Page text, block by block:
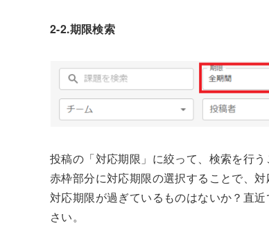
2-2.期限検索
投稿の「対応期限」に絞って、検索を行う
赤枠部分に対応期限の選択することで、
対応期限が過ぎているものはないか？直
さい。